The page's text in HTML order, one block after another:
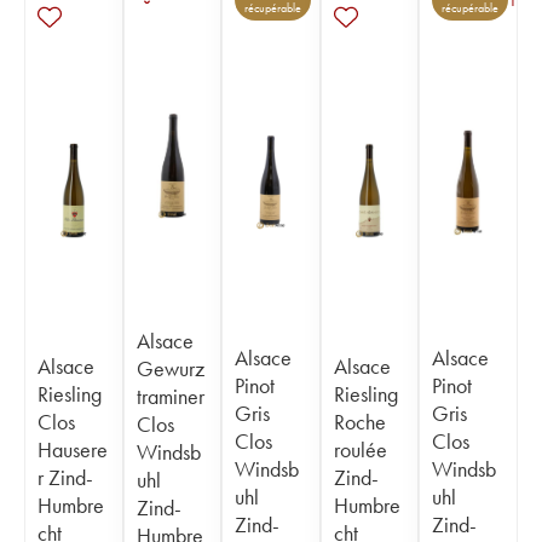
Alsace
Riesling
Clos
Hausere
r Zind-
Humbre
cht
Alsace
Gewurz
traminer
Clos
Windsb
uhl
Zind-
Humbre
récupérable
Alsace
Pinot
Gris
Clos
Windsb
uhl
Zind-
Alsace
Riesling
Roche
roulée
Zind-
Humbre
cht
récupérable
Alsace
Pinot
Gris
Clos
Windsb
uhl
Zind-